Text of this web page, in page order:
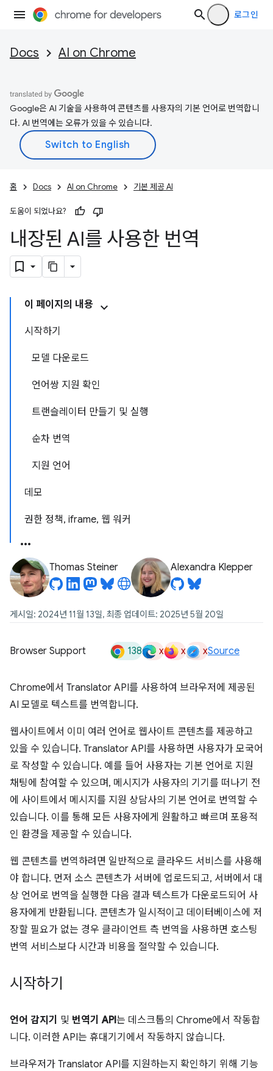
로그인
Docs AI on Chrome
Google은 AI 기술을 사용하여 콘텐츠를 사용자의 기본 언어로 번역합니
다. AI 번역에는 오류가 있을 수 있습니다.
홈 Docs AI on Chrome 기본 제공 AI
도움이 되었나요?
내장된 AI를 사용한 번역
이 페이지의 내용
시작하기
모델 다운로드
언어쌍 지원 확인
트랜슬레이터 만들기 및 실행
순차 번역
지원 언어
데모
권한 정책, iframe, 웹 워커
Thomas Steiner Alexandra Klepper
게시일: 2024년 11월 13일, 최종 업데이트: 2025년 5월 20일
Browser Support 138 x x xSource
Chrome에서 Translator API를 사용하여 브라우저에 제공된
AI 모델로 텍스트를 번역합니다.
웹사이트에서 이미 여러 언어로 웹사이트 콘텐츠를 제공하고
있을 수 있습니다. Translator API를 사용하면 사용자가 모국어
로 작성할 수 있습니다. 예를 들어 사용자는 기본 언어로 지원
채팅에 참여할 수 있으며, 메시지가 사용자의 기기를 떠나기 전
에 사이트에서 메시지를 지원 상담사의 기본 언어로 번역할 수
있습니다. 이를 통해 모든 사용자에게 원활하고 빠르며 포용적
인 환경을 제공할 수 있습니다.
웹 콘텐츠를 번역하려면 일반적으로 클라우드 서비스를 사용해
야 합니다. 먼저 소스 콘텐츠가 서버에 업로드되고, 서버에서 대
상 언어로 번역을 실행한 다음 결과 텍스트가 다운로드되어 사
용자에게 반환됩니다. 콘텐츠가 일시적이고 데이터베이스에 저
장할 필요가 없는 경우 클라이언트 측 번역을 사용하면 호스팅
번역 서비스보다 시간과 비용을 절약할 수 있습니다.
시작하기
언어 감지기 및 번역기 API는 데스크톱의 Chrome에서 작동합
니다. 이러한 API는 휴대기기에서 작동하지 않습니다.
브라우저가 Translator API를 지원하는지 확인하기 위해 기능